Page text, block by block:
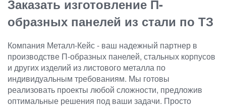
Заказать изготовление П-
образных панелей из стали по ТЗ
Компания Металл-Кейс - ваш надежный партнер в
производстве П-образных панелей, стальных корпусов
и других изделий из листового металла по
индивидуальным требованиям. Мы готовы
реализовать проекты любой сложности, предложив
оптимальные решения под ваши задачи. Просто